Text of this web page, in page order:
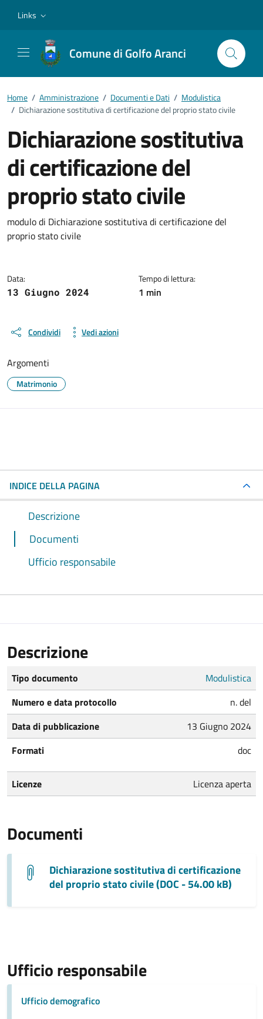
Links
Comune di Golfo Aranci
Home / Amministrazione / Documenti e Dati / Modulistica
/ Dichiarazione sostitutiva di certificazione del proprio stato civile
Dichiarazione sostitutiva
di certificazione del
proprio stato civile
Dettagli del documento
modulo di Dichiarazione sostitutiva di certificazione del
proprio stato civile
Data:
13 Giugno 2024
Tempo di lettura:
1 min
Condividi Vedi azioni
Argomenti
Matrimonio
INDICE DELLA PAGINA
Descrizione
Documenti
Ufficio responsabile
Descrizione
Tipo documento
Modulistica
Numero e data protocollo
n. del
Data di pubblicazione
13 Giugno 2024
Formati
doc
Licenze Licenza aperta
Documenti
Dichiarazione sostitutiva di certificazione
del proprio stato civile (DOC - 54.00 kB)
Ufficio responsabile
Ufficio demografico